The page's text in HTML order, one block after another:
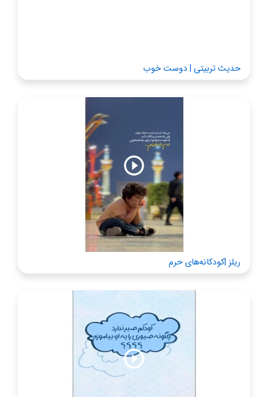
حدیث تربیتی | دوست خوب
ریلز |کودکانه‌های حرم